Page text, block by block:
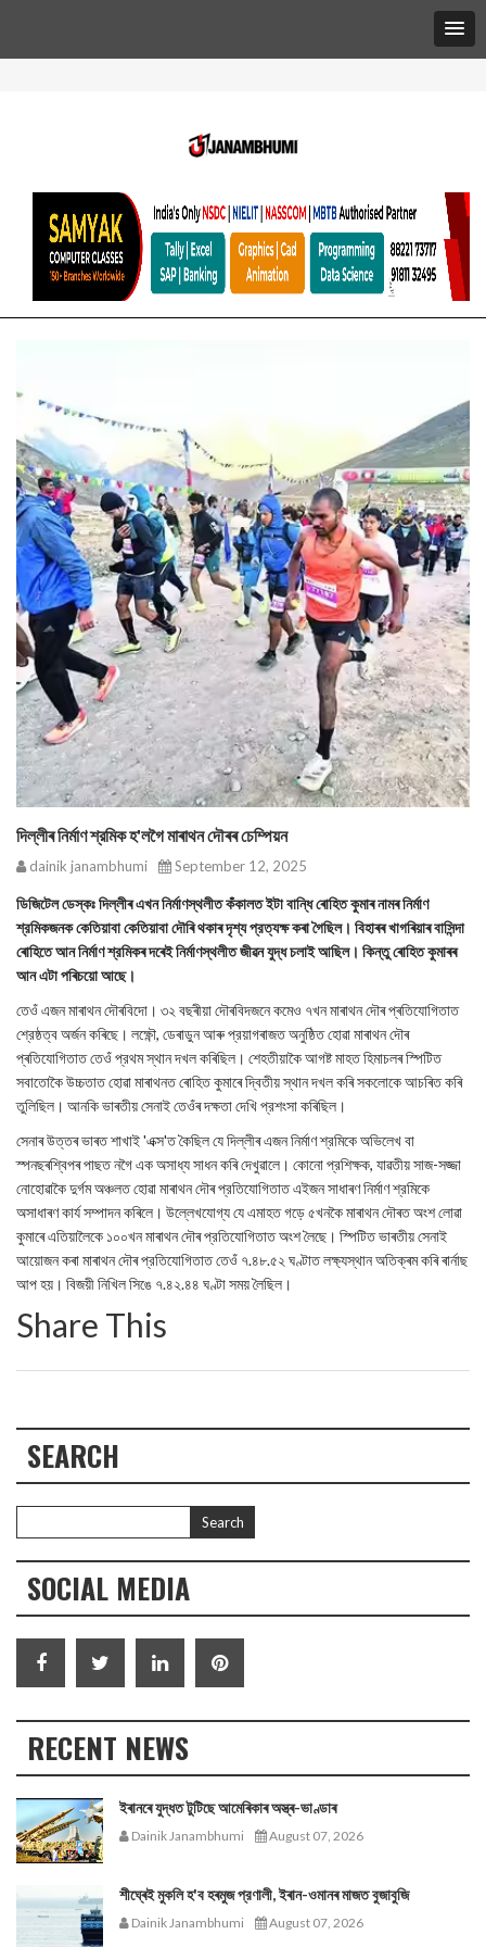
দিল্লীৰ নিৰ্মাণ শ্রমিক হ'লগৈ মাৰাথন দৌৰৰ চেম্পিয়ন
dainik janambhumi September 12, 2025
ডিজিটেল ডেস্কঃ দিল্লীৰ এখন নির্মাণস্থলীত কঁকালত ইটা বান্ধি ৰোহিত কুমাৰ নামৰ নিৰ্মাণ
শ্রমিকজনক কেতিয়াবা কেতিয়াবা দৌৰি থকাৰ দৃশ্য প্রত্যক্ষ কৰা গৈছিল। বিহাৰৰ খাগৰিয়াৰ বাসিন্দা
ৰোহিতে আন নির্মাণ শ্রমিকৰ দৰেই নির্মাণস্থলীত জীৱন যুদ্ধ চলাই আছিল। কিন্তু ৰোহিত কুমাৰৰ
আন এটা পৰিচয়ো আছে।
তেওঁ এজন মাৰাথন দৌৰবিদো। ৩২ বছৰীয়া দৌৰবিদজনে কমেও ৭খন মাৰাথন দৌৰ প্ৰতিযোগিতাত
শ্রেষ্ঠত্ব অর্জন কৰিছে। লক্ষ্ণৌ, ডেৰাডুন আৰু প্রয়াগৰাজত অনুষ্ঠিত হোৱা মাৰাথন দৌৰ
প্ৰতিযোগিতাত তেওঁ প্রথম স্থান দখল কৰিছিল। শেহতীয়াকৈ আগষ্ট মাহত হিমাচলৰ স্পিটিত
সবাতোকৈ উচ্চতাত হোৱা মাৰাথনত ৰোহিত কুমাৰে দ্বিতীয় স্থান দখল কৰি সকলোকে আচৰিত কৰি
তুলিছিল। আনকি ভাৰতীয় সেনাই তেওঁৰ দক্ষতা দেখি প্রশংসা কৰিছিল।
সেনাৰ উত্তৰ ভাৰত শাখাই 'এক্স'ত কৈছিল যে দিল্লীৰ এজন নির্মাণ শ্রমিকে অভিলেখ বা
স্পনছৰশ্বিপৰ পাছত নগৈ এক অসাধ্য সাধন কৰি দেখুৱালে। কোনো প্রশিক্ষক, যাৱতীয় সাজ-সজ্জা
নোহোৱাকৈ দুর্গম অঞ্চলত হোৱা মাৰাথন দৌৰ প্রতিযোগিতাত এইজন সাধাৰণ নিৰ্মাণ শ্রমিকে
অসাধাৰণ কাৰ্য সম্পাদন কৰিলে। উল্লেখযোগ্য যে এমাহত গড়ে ৫খনকৈ মাৰাথন দৌৰত অংশ লোৱা
কুমাৰে এতিয়ালৈকে ১০০খন মাৰাথন দৌৰ প্রতিযোগিতাত অংশ লৈছে। স্পিটিত ভাৰতীয় সেনাই
আয়োজন কৰা মাৰাথন দৌৰ প্রতিযোগিতাত তেওঁ ৭.৪৮.৫২ ঘণ্টাত লক্ষ্যস্থান অতিক্ৰম কৰি ৰাৰ্নাছ
আপ হয়। বিজয়ী নিখিল সিঙে ৭.৪২.৪৪ ঘণ্টা সময় লৈছিল।
Share This
SEARCH
SOCIAL MEDIA
RECENT NEWS
ইৰানৰে যুদ্ধত টুটিছে আমেৰিকাৰ অস্ত্ৰ-ভাণ্ডাৰ
Dainik Janambhumi August 07, 2026
শীঘ্ৰেই মুকলি হ'ব হৰমুজ প্রণালী, ইৰান-ওমানৰ মাজত বুজাবুজি
Dainik Janambhumi August 07, 2026